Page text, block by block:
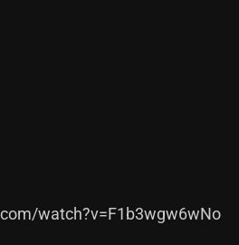
watch?v=F1b3wgw6wNo